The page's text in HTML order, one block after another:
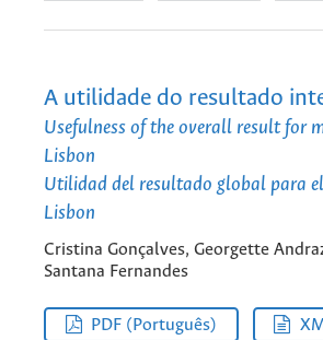
A utilidade do resultado
Usefulness of the overall result for
Lisbon
Utilidad del resultado global para
Lisbon
Cristina Gonçalves, Georgette
Santana Fernandes
PDF (Português)